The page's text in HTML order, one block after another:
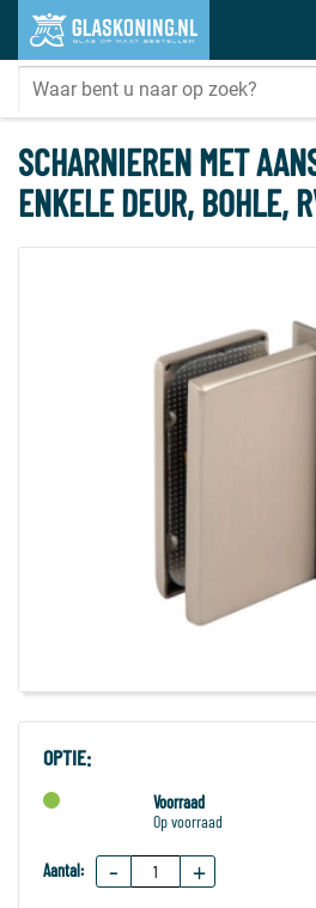
SCHARNIEREN MET
ENKELE DEUR, BOHLE,
OPTIE:
Voorraad
Op voorraad
Aantal: - +